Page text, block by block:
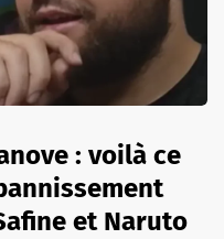
: voilà ce
et Naruto